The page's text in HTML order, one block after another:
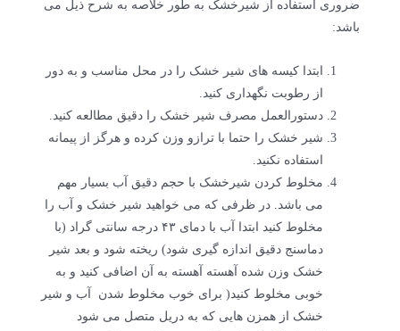
ضروری استفاده از شیرخشک به طور خلاصه به شرح ذیل می
باشد:
ابتدا کیسه های شیر خشک را در محل مناسب و به دور
از رطوبت نگهداری کنید.
دستورالعمل مصرف شیر خشک را دقیق مطالعه کنید.
شیر خشک را حتما با ترازو وزن کرده و هرگز از پیمانه
استفاده نکنید.
مخلوط کردن شیرخشک با حجم دقیق آب بسیار مهم
می باشد. در ظرفی که می خواهید شیر خشک و آب را
مخلوط کنید ابتدا آب با دمای ۴۳ درجه سانتی گراد (با
دماسنج دقیق اندازه گیری شود) ریخته شود و بعد شیر
خشک وزن شده آهسته آهسته به آن اضافی کنید و به
خوبی مخلوط کنید( برای خوب مخلوط شدن آب و شیر
خشک از همزن هایی که به دریل متصل می شود